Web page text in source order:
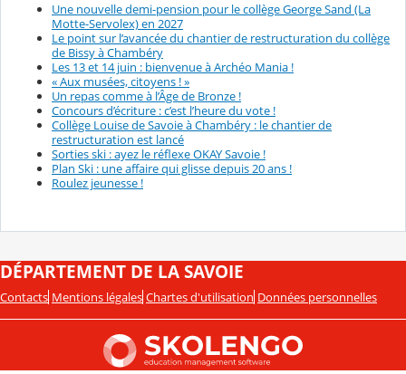
Une nouvelle demi-pension pour le collège George Sand (La
Motte-Servolex) en 2027
Le point sur l’avancée du chantier de restructuration du collège
de Bissy à Chambéry
Les 13 et 14 juin : bienvenue à Archéo Mania !
« Aux musées, citoyens ! »
Un repas comme à l’Âge de Bronze !
Concours d’écriture : c’est l’heure du vote !
Collège Louise de Savoie à Chambéry : le chantier de
restructuration est lancé
Sorties ski : ayez le réflexe OKAY Savoie !
Plan Ski : une affaire qui glisse depuis 20 ans !
Roulez jeunesse !
DÉPARTEMENT DE LA SAVOIE
Contacts Mentions légales Chartes d'utilisation Données personnelles